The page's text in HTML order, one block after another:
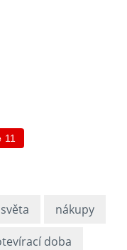
11
nákupy
doba